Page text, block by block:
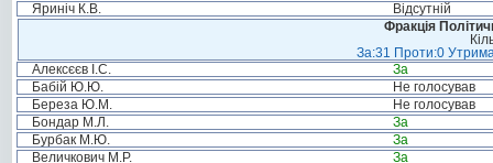
Яриніч К.В.
Відсутній
Фракція
За:31 Проти:0
Алексєєв І.С.
За
Бабій Ю.Ю.
Не голосував
Береза Ю.М.
Не голосував
Бондар М.Л.
За
Бурбак М.Ю.
За
Величкович М.Р.
За